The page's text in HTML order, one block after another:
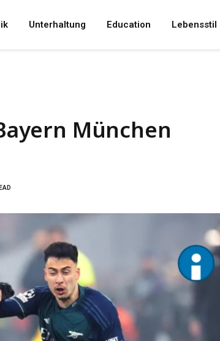
Unterhaltung Education Lebensstil
München